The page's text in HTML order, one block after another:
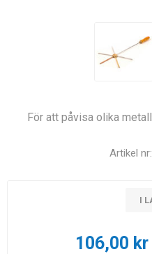
För att påvisa olika
Artikel nr:
I
106,00